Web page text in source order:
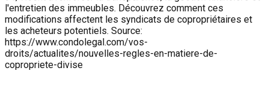
l'entretien des immeubles. Découvrez comment ces
modifications affectent les syndicats de copropriétaires et
les acheteurs potentiels. Source:
https://www.condolegal.com/vos-
droits/actualites/nouvelles-regles-en-matiere-de-
copropriete-divise